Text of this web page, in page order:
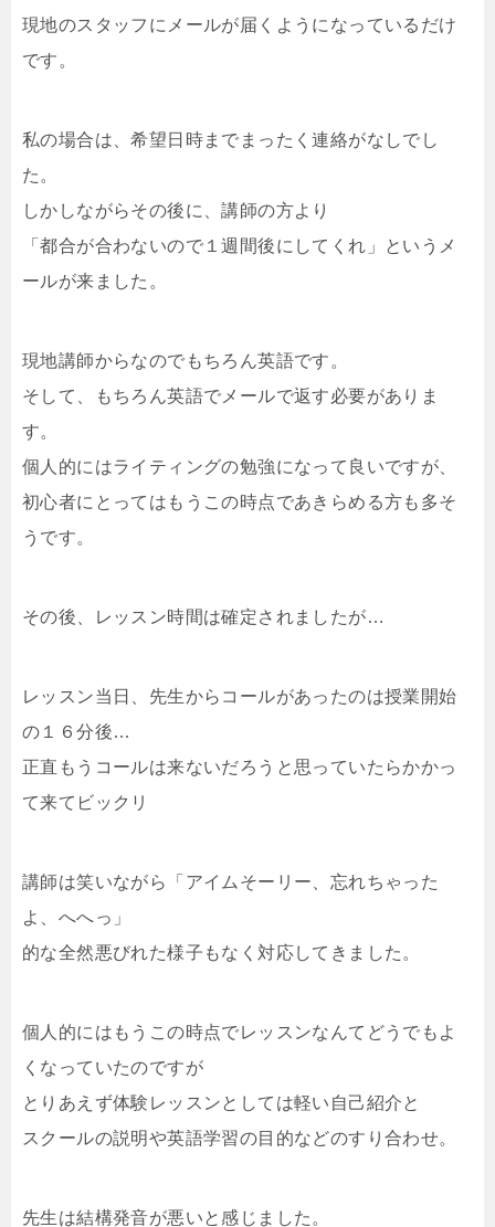
現地のスタッフにメールが届くようになっているだけ
です。
私の場合は、希望日時までまったく連絡がなしでし
た。
しかしながらその後に、講師の方より
「都合が合わないので１週間後にしてくれ」というメ
ールが来ました。
現地講師からなのでもちろん英語です。
そして、もちろん英語でメールで返す必要がありま
す。
個人的にはライティングの勉強になって良いですが、
初心者にとってはもうこの時点であきらめる方も多そ
うです。
その後、レッスン時間は確定されましたが…
レッスン当日、先生からコールがあったのは授業開始
の１６分後…
正直もうコールは来ないだろうと思っていたらかかっ
て来てビックリ
講師は笑いながら「アイムそーリー、忘れちゃった
よ、へへっ」
的な全然悪びれた様子もなく対応してきました。
個人的にはもうこの時点でレッスンなんてどうでもよ
くなっていたのですが
とりあえず体験レッスンとしては軽い自己紹介と
スクールの説明や英語学習の目的などのすり合わせ。
先生は結構発音が悪いと感じました。